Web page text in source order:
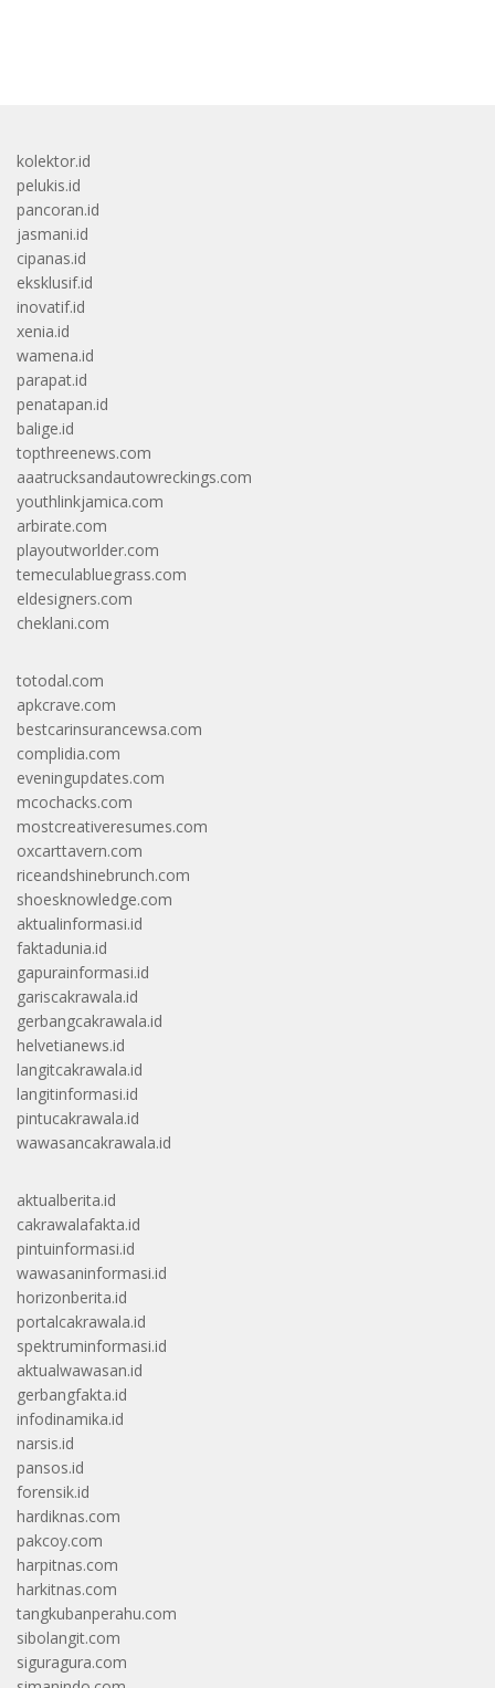
kolektor.id
pelukis.id
pancoran.id
jasmani.id
cipanas.id
eksklusif.id
inovatif.id
xenia.id
wamena.id
parapat.id
penatapan.id
balige.id
topthreenews.com
aaatrucksandautowreckings.com
youthlinkjamica.com
arbirate.com
playoutworlder.com
temeculabluegrass.com
eldesigners.com
cheklani.com
totodal.com
apkcrave.com
bestcarinsurancewsa.com
complidia.com
eveningupdates.com
mcochacks.com
mostcreativeresumes.com
oxcarttavern.com
riceandshinebrunch.com
shoesknowledge.com
aktualinformasi.id
faktadunia.id
gapurainformasi.id
gariscakrawala.id
gerbangcakrawala.id
helvetianews.id
langitcakrawala.id
langitinformasi.id
pintucakrawala.id
wawasancakrawala.id
aktualberita.id
cakrawalafakta.id
pintuinformasi.id
wawasaninformasi.id
horizonberita.id
portalcakrawala.id
spektruminformasi.id
aktualwawasan.id
gerbangfakta.id
infodinamika.id
narsis.id
pansos.id
forensik.id
hardiknas.com
pakcoy.com
harpitnas.com
harkitnas.com
tangkubanperahu.com
sibolangit.com
siguragura.com